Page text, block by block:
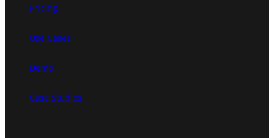
Pricing
Use Cases
Demo
Case Studies